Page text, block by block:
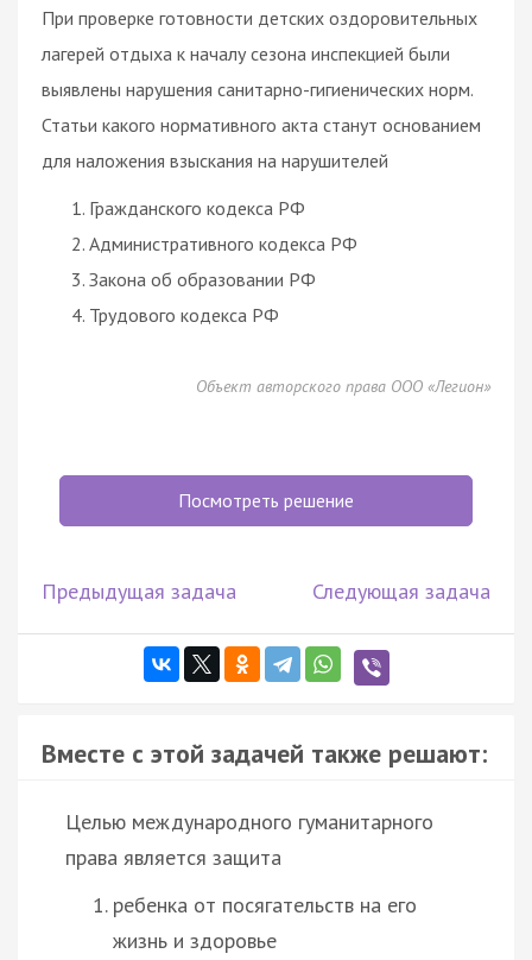
При проверке готовности детских оздоровительных
лагерей отдыха к началу сезона инспекцией были
выявлены нарушения санитарно-гигиенических норм.
Статьи какого нормативного акта станут основанием
для наложения взыскания на нарушителей
Гражданского кодекса РФ
Административного кодекса РФ
Закона об образовании РФ
Трудового кодекса РФ
Объект авторского права ООО «Легион»
Посмотреть решение
Предыдущая задача Следующая задача
Вместе с этой задачей также решают:
Целью международного гуманитарного
права является защита
ребенка от посягательств на его
жизнь и здоровье